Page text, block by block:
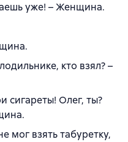
уже! – Женщина.
кто взял? –
сигареты! Олег, ты?
мог взять табуретку,